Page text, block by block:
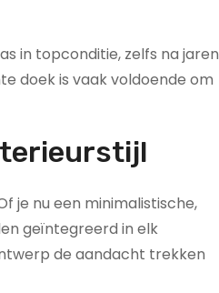
in topconditie, zelfs na jaren
doek is vaak voldoende om
je nu een minimalistische,
geïntegreerd in elk
de aandacht trekken